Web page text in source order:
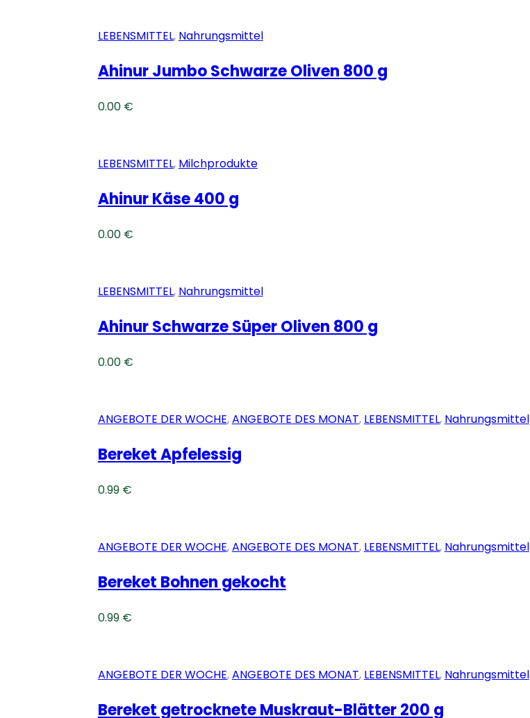
LEBENSMITTEL, Nahrungsmittel
Ahinur Jumbo Schwarze Oliven 800 g
0.00 €
LEBENSMITTEL, Milchprodukte
Ahinur Käse 400 g
0.00 €
LEBENSMITTEL, Nahrungsmittel
Ahinur Schwarze Süper Oliven 800 g
0.00 €
ANGEBOTE DER WOCHE,ANGEBOTE DES MONAT, LEBENSMITTEL, Nahrungsmittel
Bereket Apfelessig
0.99 €
ANGEBOTE DER WOCHE,ANGEBOTE DES MONAT, LEBENSMITTEL, Nahrungsmittel
Bereket Bohnen gekocht
0.99 €
ANGEBOTE DER WOCHE,ANGEBOTE DES MONAT, LEBENSMITTEL, Nahrungsmittel
Bereket getrocknete Muskraut-Blätter 200 g